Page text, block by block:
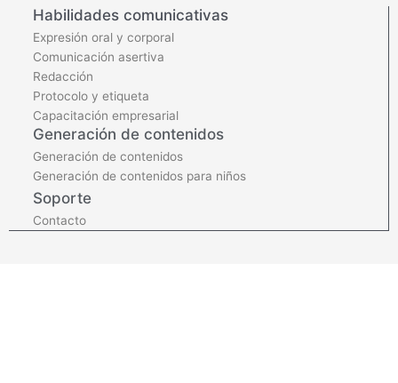
Habilidades comunicativas
Expresión oral y corporal
Comunicación asertiva
Redacción
Protocolo y etiqueta
Capacitación empresarial
Generación de contenidos
Generación de contenidos
Generación de contenidos para niños
Soporte
Contacto